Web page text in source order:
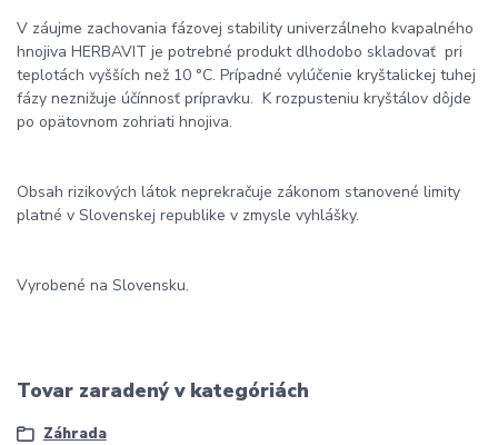
V záujme zachovania fázovej stability univerzálneho kvapalného
hnojiva HERBAVIT je potrebné produkt dlhodobo skladovať pri
teplotách vyšších než 10 °C. Prípadné vylúčenie kryštalickej tuhej
fázy neznižuje účínnosť prípravku. K rozpusteniu kryštálov dôjde
po opätovnom zohriati hnojiva.
Obsah rizikových látok neprekračuje zákonom stanovené limity
platné v Slovenskej republike v zmysle vyhlášky.
Vyrobené na Slovensku.
Tovar zaradený v kategóriách
Záhrada